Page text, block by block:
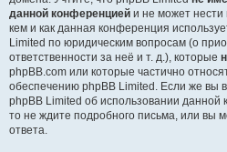
данной конференцией и не может нести
кем и как данная конференция
Limited по юридическим вопросам (о
ответственности за неё и т. д.), которые
phpBB.com или которые частично
обеспечению phpBB Limited. Если же вы
phpBB Limited об использовании данной
то не ждите подробного письма, или вы
ответа.